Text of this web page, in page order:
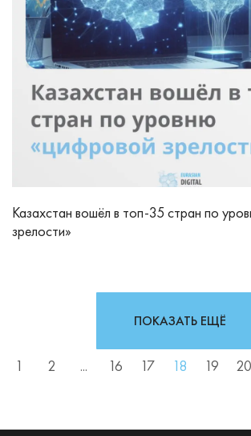
Казахстан вошёл в топ-35 стран по
зрелости»
1 2 ... 16 17 18 19 20
ПОКАЗАТЬ ЕЩЁ